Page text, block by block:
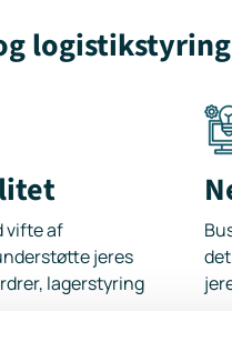
vifte af
jeres
lagerstyring